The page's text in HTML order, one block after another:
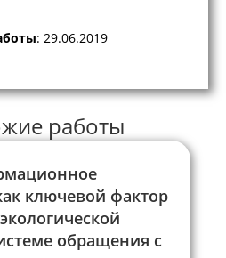
: 29.06.2019
работы
ключевой фактор
обращения с